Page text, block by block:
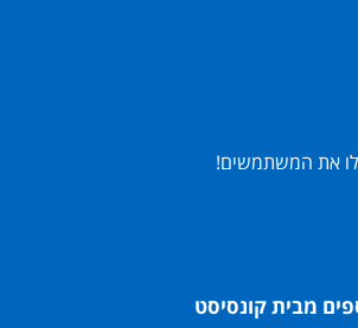
מבית קונסיסט